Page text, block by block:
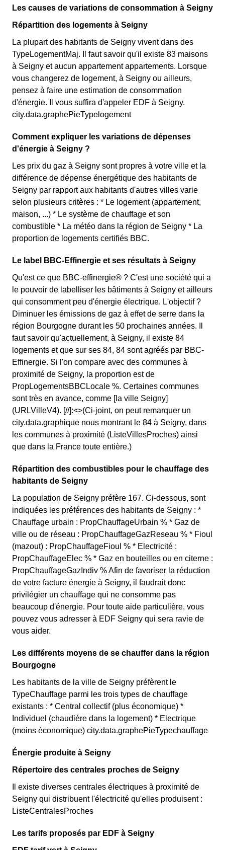
Les causes de variations de consommation à Seigny
Répartition des logements à Seigny
La plupart des habitants de Seigny vivent dans des
TypeLogementMaj. Il faut savoir qu'il existe 83 maisons
à Seigny et aucun appartement appartements. Lorsque
vous changerez de logement, à Seigny ou ailleurs,
pensez à faire une estimation de consommation
d'énergie. Il vous suffira d'appeler EDF à Seigny.
city.data.graphePieTypelogement
Comment expliquer les variations de dépenses
d'énergie à Seigny ?
Les prix du gaz à Seigny sont propres à votre ville et la
différence de dépense énergétique des habitants de
Seigny par rapport aux habitants d'autres villes varie
selon plusieurs critères : * Le logement (appartement,
maison, ...) * Le système de chauffage et son
combustible * La météo dans la région de Seigny * La
proportion de logements certifiés BBC.
Le label BBC-Effinergie et ses résultats à Seigny
Qu'est ce que BBC-effinergie® ? C'est une société qui a
le pouvoir de labelliser les bâtiments à Seigny et ailleurs
qui consomment peu d'énergie électrique. L'objectif ?
Diminuer les émissions de gaz à effet de serre dans la
région Bourgogne durant les 50 prochaines années. Il
faut savoir qu'actuellement, à Seigny, il existe 84
logements et que sur ses 84, 84 sont agréés par BBC-
Effinergie. Si l'on compare avec des communes à
proximité de Seigny, la proportion est de
PropLogementsBBCLocale %. Certaines communes
sont très en avance, comme [la ville Seigny]
(URLVilleV4). [//]:<>(Ci-joint, on peut remarquer un
city.data.graphique nous montrant le 84 à Seigny, dans
les communes à proximité (ListeVillesProches) ainsi
que dans la France toute entière.)
Répartition des combustibles pour le chauffage des
habitants de Seigny
La population de Seigny préfère 167. Ci-dessous, sont
indiquées les préférences des habitants de Seigny : *
Chauffage urbain : PropChauffageUrbain % * Gaz de
ville ou de réseau : PropChauffageGazReseau % * Fioul
(mazout) : PropChauffageFioul % * Electricité :
PropChauffageElec % * Gaz en bouteilles ou en citerne :
PropChauffageGazIndiv % Afin de favoriser la réduction
de votre facture énergie à Seigny, il faudrait donc
privilégier un chauffage qui ne consomme pas
beaucoup d'énergie. Pour toute aide particulière, vous
pouvez vous adresser à EDF Seigny qui sera ravie de
vous aider.
Les différents moyens de se chauffer dans la région
Bourgogne
Les habitants de la ville de Seigny préfèrent le
TypeChauffage parmi les trois types de chauffage
existants : * Central collectif (plus économique) *
Individuel (chaudière dans la logement) * Electrique
(moins économique) city.data.graphePieTypechauffage
Énergie produite à Seigny
Répertoire des centrales proches de Seigny
Il existe diverses centrales électriques à proximité de
Seigny qui distribuent l'électricité qu'elles produisent :
ListeCentralesProches
Les tarifs proposés par EDF à Seigny